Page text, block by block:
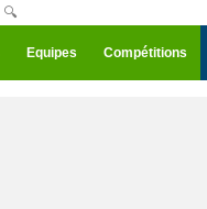
🔍
Equipes Compétitions